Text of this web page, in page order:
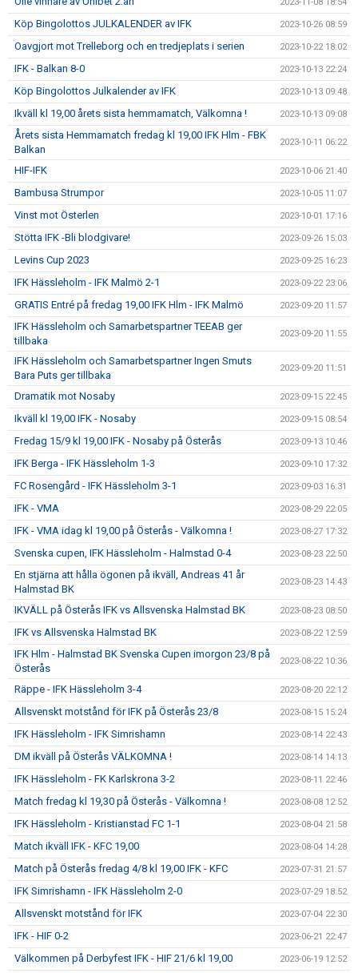
Köp Bingolottos JULKALENDER av IFK 2023-10-26 08:59
Oavgjort mot Trelleborg och en tredjeplats i serien 2023-10-22 18:02
IFK - Balkan 8-0 2023-10-13 22:24
Köp Bingolottos Julkalender av IFK 2023-10-13 09:48
Ikväll kl 19,00 årets sista hemmamatch, Välkomna ! 2023-10-13 09:08
Årets sista Hemmamatch fredag kl 19,00 IFK Hlm - FBK
Balkan
2023-10-11 06:22
HIF-IFK 2023-10-06 21:40
Bambusa Strumpor 2023-10-05 11:07
Vinst mot Österlen 2023-10-01 17:16
Stötta IFK -Bli blodgivare! 2023-09-26 15:03
Levins Cup 2023 2023-09-25 16:23
IFK Hässleholm - IFK Malmö 2-1 2023-09-22 23:06
GRATIS Entré på fredag 19,00 IFK Hlm - IFK Malmö 2023-09-20 11:57
IFK Hässleholm och Samarbetspartner TEEAB ger
tillbaka
2023-09-20 11:55
IFK Hässleholm och Samarbetspartner Ingen Smuts
Bara Puts ger tillbaka
2023-09-20 11:51
Dramatik mot Nosaby 2023-09-15 22:45
Ikväll kl 19,00 IFK - Nosaby 2023-09-15 08:54
Fredag 15/9 kl 19,00 IFK - Nosaby på Österås 2023-09-13 10:46
IFK Berga - IFK Hässleholm 1-3 2023-09-10 17:32
FC Rosengård - IFK Hässleholm 3-1 2023-09-03 16:31
IFK - VMA 2023-08-29 22:05
IFK - VMA idag kl 19,00 på Österås - Välkomna ! 2023-08-27 17:32
Svenska cupen, IFK Hässleholm - Halmstad 0-4 2023-08-23 22:50
En stjärna att hålla ögonen på ikväll, Andreas 41 år
Halmstad BK
2023-08-23 14:43
IKVÄLL på Österås IFK vs Allsvenska Halmstad BK 2023-08-23 08:50
IFK vs Allsvenska Halmstad BK 2023-08-22 12:59
IFK Hlm - Halmstad BK Svenska Cupen imorgon 23/8 på
Österås
2023-08-22 10:36
Räppe - IFK Hässleholm 3-4 2023-08-20 22:12
Allsvenskt motstånd för IFK på Österås 23/8 2023-08-15 15:24
IFK Hässleholm - IFK Simrishamn 2023-08-14 22:43
DM ikväll på Österås VÄLKOMNA ! 2023-08-14 14:13
IFK Hässleholm - FK Karlskrona 3-2 2023-08-11 22:46
Match fredag kl 19,30 på Österås - Välkomna ! 2023-08-08 12:52
IFK Hässleholm - Kristianstad FC 1-1 2023-08-04 21:58
Match ikväll IFK - KFC 19,00 2023-08-04 14:28
Match på Österås fredag 4/8 kl 19,00 IFK - KFC 2023-07-31 21:57
IFK Simrishamn - IFK Hässleholm 2-0 2023-07-29 18:52
Allsvenskt motstånd för IFK 2023-07-04 22:30
IFK - HIF 0-2 2023-06-21 22:47
Välkommen på Derbyfest IFK - HIF 21/6 kl 19,00 2023-06-19 12:52